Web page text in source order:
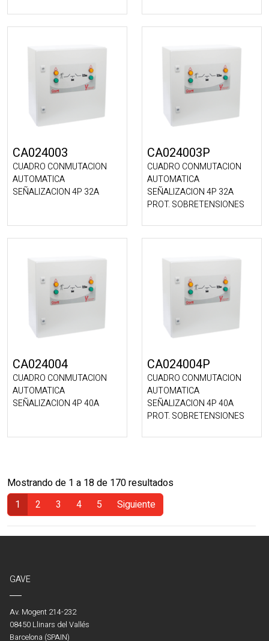
CA024003
CUADRO CONMUTACION
AUTOMATICA
SEÑALIZACION 4P 32A
CA024003P
CUADRO CONMUTACION
AUTOMATICA
SEÑALIZACION 4P 32A
PROT. SOBRETENSIONES
CA024004
CUADRO CONMUTACION
AUTOMATICA
SEÑALIZACION 4P 40A
CA024004P
CUADRO CONMUTACION
AUTOMATICA
SEÑALIZACION 4P 40A
PROT. SOBRETENSIONES
Mostrando de 1 a 18 de 170 resultados
1
(Actual)
2 3 4 5 Siguiente
GAVE
Av. Mogent 214-232
08450 Llinars del Vallés
Barcelona (SPAIN)